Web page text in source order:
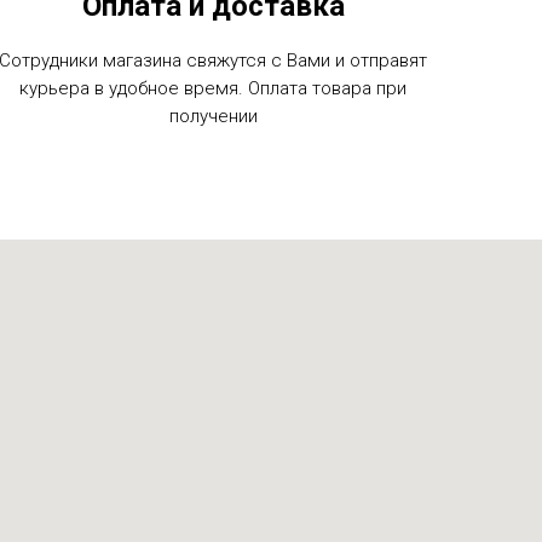
Сотрудники магазина свяжутся с Вами и отправят
курьера в удобное время. Оплата товара при
получении